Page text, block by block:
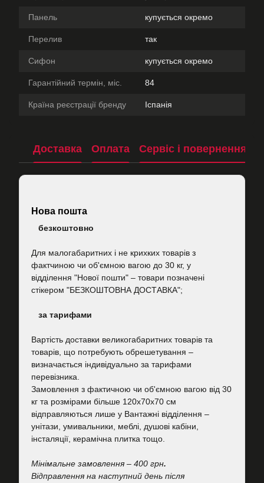
Панель купується окремо
Перелив так
Сифон купується окремо
Гарантійний термін, міс. 84
Країна реєстрації бренду Іспанія
Доставка Оплата Сервіс і повернення
Нова пошта
безкоштовно
Для малогабаритних і не крихких товарів з
фактчиною чи об'ємною вагою до 30 кг, у
відділення "Нової пошти" – товари позначені
стікером "БЕЗКОШТОВНА ДОСТАВКА";
за тарифами
Вартість доставки великогабаритних товарів та
товарів, що потребують обрешетування –
визначається індивідуально за тарифами
перевізника.
Замовлення з фактичною чи об'ємною вагою від 30
кг та розмірами більше 120х70х70 см
відправляються лише у Вантажні відділення –
унітази, умивальники, меблі, душові кабіни,
інсталяції, керамічна плитка тощо.
Мінімальне замовлення – 400 грн.
Відправлення на наступний день після